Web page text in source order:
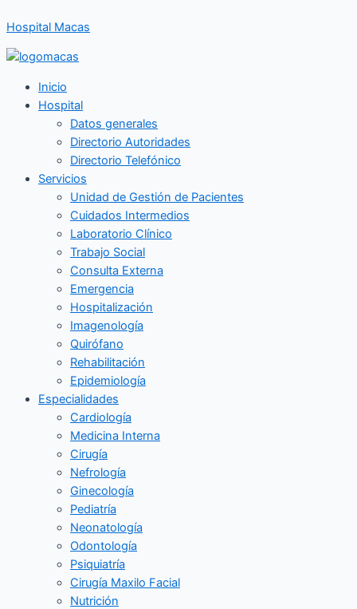
al
contenido
Hospital Macas
Inicio
Hospital
Datos generales
Directorio Autoridades
Directorio Telefónico
Servicios
Unidad de Gestión de Pacientes
Cuidados Intermedios
Laboratorio Clínico
Trabajo Social
Consulta Externa
Emergencia
Hospitalización
Imagenología
Quirófano
Rehabilitación
Epidemiología
Especialidades
Cardiología
Medicina Interna
Cirugía
Nefrología
Ginecología
Pediatría
Neonatología
Odontología
Psiquiatría
Cirugía Maxilo Facial
Nutrición